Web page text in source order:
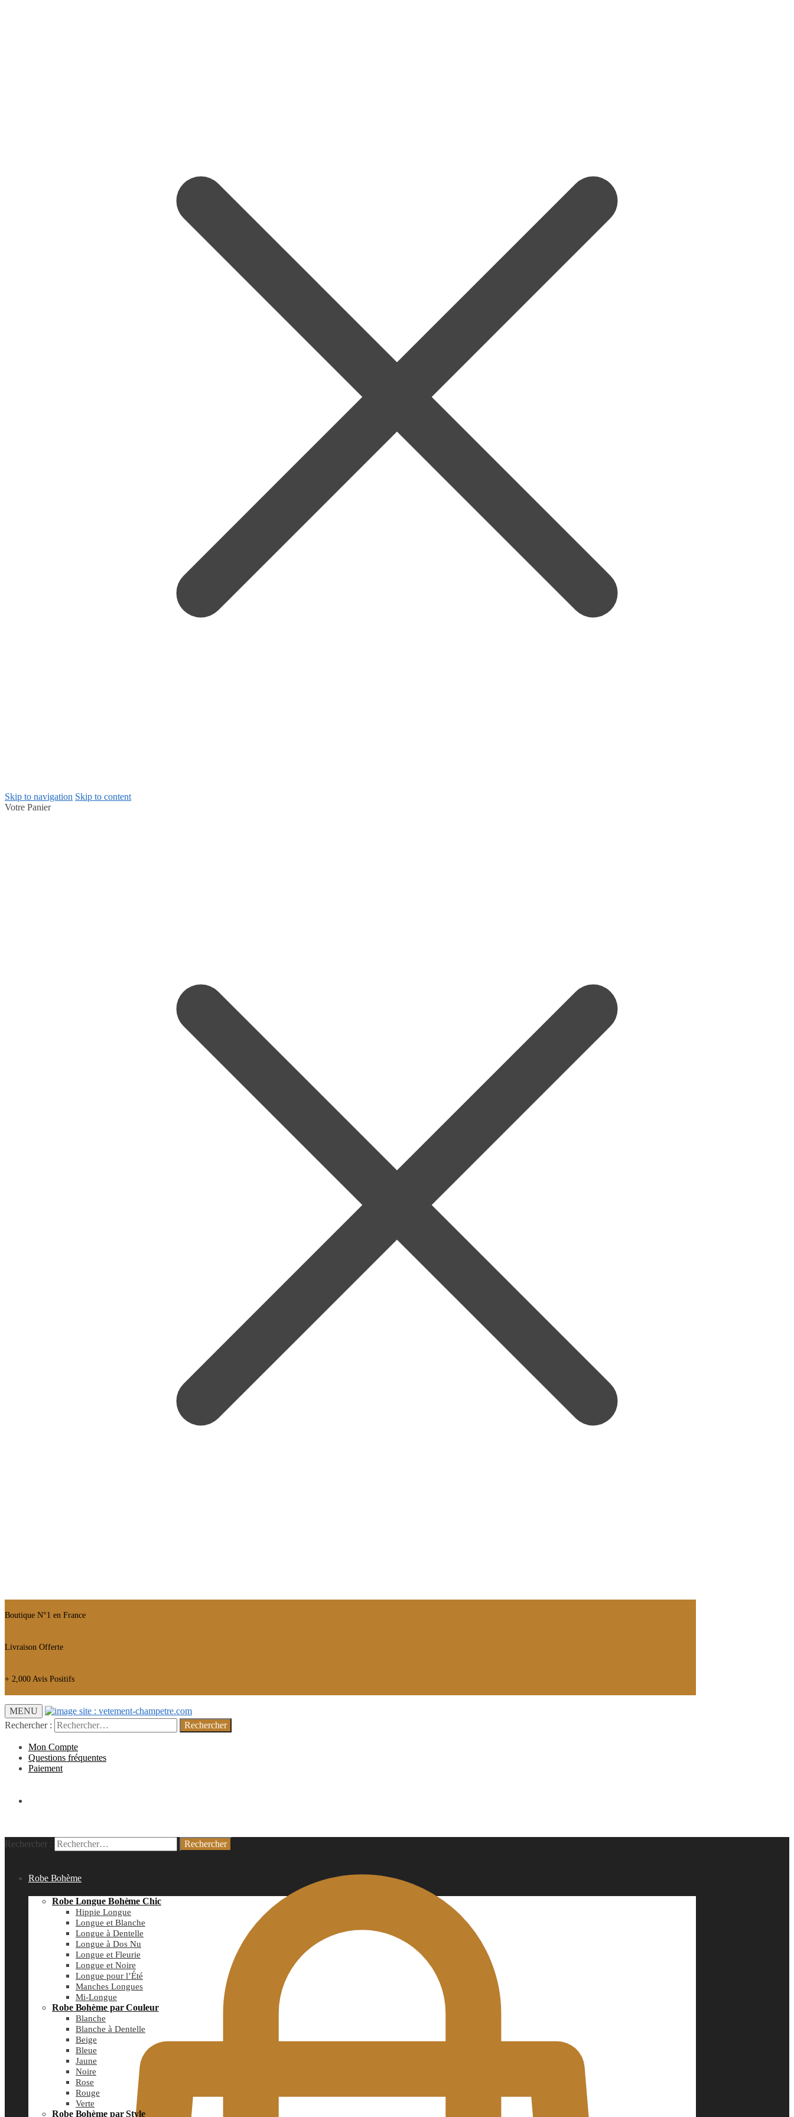
Skip to navigation Skip to content
Votre Panier
Boutique N°1 en France
Livraison Offerte
+ 2,000 Avis Positifs
MENU
Rechercher :
Mon Compte
Questions fréquentes
Paiement
Rechercher :
Robe Bohème
Robe Longue Bohème Chic
Hippie Longue
Longue et Blanche
Longue à Dentelle
Longue à Dos Nu
Longue et Fleurie
Longue et Noire
Longue pour l’Été
Manches Longues
Mi-Longue
Robe Bohème par Couleur
Blanche
Blanche à Dentelle
Beige
Bleue
Jaune
Noire
Rose
Rouge
Verte
Robe Bohème par Style